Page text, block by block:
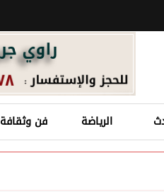
الرياضة فن وثقافة